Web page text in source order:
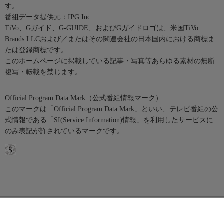
す。
番組データ提供元：IPG Inc.
TiVo、Gガイド、G-GUIDE、およびGガイドロゴは、米国TiVo
Brands LLCおよび／またはその関連会社の日本国内における商標ま
たは登録商標です。
このホームページに掲載している記事・写真等あらゆる素材の無断
複写・転載を禁じます。
Official Program Data Mark（公式番組情報マーク）
このマークは「Official Program Data Mark」といい、テレビ番組の公
式情報である「SI(Service Information)情報」を利用したサービスに
のみ表記が許されているマークです。